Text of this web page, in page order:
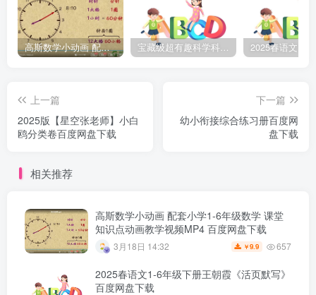
高斯数学小动画 配套小学1-6年级数学 课堂知识点动画教学视频MP4 百度网盘下载 宝藏级超有趣科学科普动画《土豆逗严肃科普》第二季 百度网盘下载
上一篇
2025版【星空张老师】小白
鸥分类卷百度网盘下载
下一篇
幼小衔接综合练习册百度网
盘下载
相关推荐
高斯数学小动画 配套小学1-6年级数学 课堂
知识点动画教学视频MP4 百度网盘下载
3月18日 14:32 ￥9.9 657
2025春语文1-6年级下册王朝霞《活页默写》
百度网盘下载